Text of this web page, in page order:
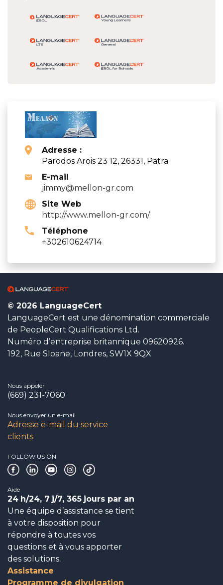
Adresse :
Parodos Arois 23 12, 26331, Patra
E-mail
jimmy@mellon-gr.com
Site Web
http://www.mellon-gr.com/
Téléphone
+302610624714
© 2026 LanguageCert
LanguageCert est une dénomination commerciale
de PeopleCert Qualifications Ltd.
Numéro d’entreprise britannique 09620926.
192, Rue Sloane, Londres, SW1X 9QX
Nous appeler
(669) 231-7060
Nous envoyer un e-mail
Adresse e-mail du service
clients
FOLLOW US ON
Aide
24 h/24, 7 j/7, 365 jours par an
Une équipe d’assistance se tient
à votre disposition pour
répondre à toutes vos
questions et à vous apporter
des solutions.
Assistance
Programme de divulgation